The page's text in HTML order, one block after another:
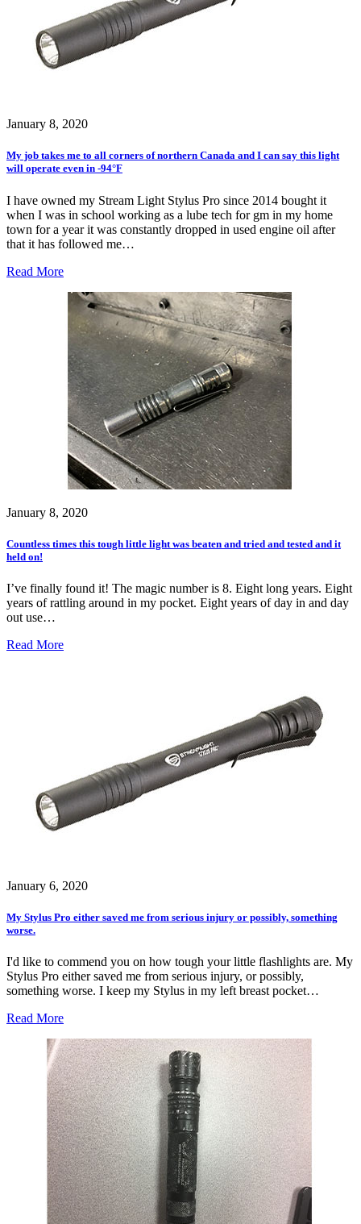
January 8, 2020
My job takes me to all corners of northern Canada and I can say this light
will operate even in -94°F
I have owned my Stream Light Stylus Pro since 2014 bought it
when I was in school working as a lube tech for gm in my home
town for a year it was constantly dropped in used engine oil after
that it has followed me…
Read More
January 8, 2020
Countless times this tough little light was beaten and tried and tested and it
held on!
I’ve finally found it! The magic number is 8. Eight long years. Eight
years of rattling around in my pocket. Eight years of day in and day
out use…
Read More
January 6, 2020
My Stylus Pro either saved me from serious injury or possibly, something
worse.
I'd like to commend you on how tough your little flashlights are. My
Stylus Pro either saved me from serious injury, or possibly,
something worse. I keep my Stylus in my left breast pocket…
Read More